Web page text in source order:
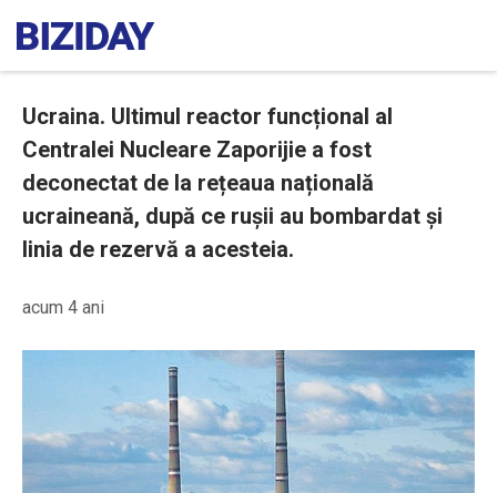
Ucraina. Ultimul reactor funcțional al
Centralei Nucleare Zaporijie a fost
deconectat de la rețeaua națională
ucraineană, după ce rușii au bombardat și
linia de rezervă a acesteia.
acum 4 ani